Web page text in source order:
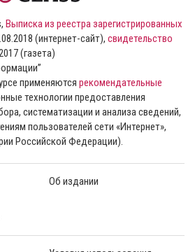
Выписка из реестра зарегистрированных
(интернет-сайт), свидетельство
(газета)
применяются рекомендательные
технологии предоставления
систематизации и анализа сведений,
пользователей сети «Интернет»,
Российской Федерации).
Об издании